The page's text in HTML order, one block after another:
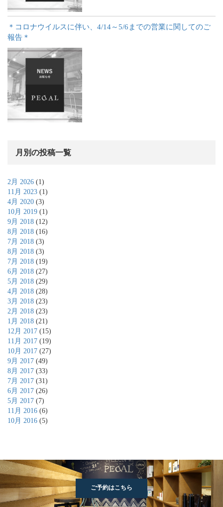
＊コロナウイルスに伴い、4/14～5/6までの営業に関してのご
報告＊
月別の投稿一覧
2月 2026 (1)
11月 2023 (1)
4月 2020 (3)
10月 2019 (1)
9月 2018 (12)
8月 2018 (16)
7月 2018 (3)
8月 2018 (3)
7月 2018 (19)
6月 2018 (27)
5月 2018 (29)
4月 2018 (28)
3月 2018 (23)
2月 2018 (23)
1月 2018 (21)
12月 2017 (15)
11月 2017 (19)
10月 2017 (27)
9月 2017 (49)
8月 2017 (33)
7月 2017 (31)
6月 2017 (26)
5月 2017 (7)
11月 2016 (6)
10月 2016 (5)
ご予約はこちら